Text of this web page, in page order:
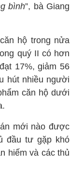
bình”, bà Giang
hộ trong nửa
quý II có hơn
17%, giảm 56
hút nhiều người
căn hộ dưới
mới nào được
đầu tư gặp khó
hiếm và các thủ